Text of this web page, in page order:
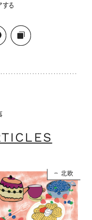
する
北欧